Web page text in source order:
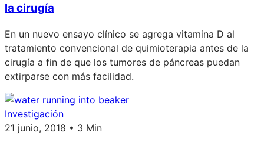
la cirugía
En un nuevo ensayo clínico se agrega vitamina D al
tratamiento convencional de quimioterapia antes de la
cirugía a fin de que los tumores de páncreas puedan
extirparse con más facilidad.
Investigación
21 junio, 2018 • 3 Min